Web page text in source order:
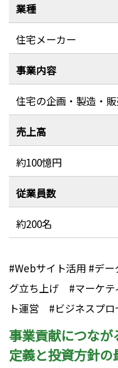
業種
住宅メーカー
事業内容
住宅の企画・製造・
売上高
約100憶円
従業員数
約200名
#Webサイト活用 #デ
グ立ち上げ #マーケ
ト運営 #ビジネスプロ
事業貢献につな
定義と投資方針の